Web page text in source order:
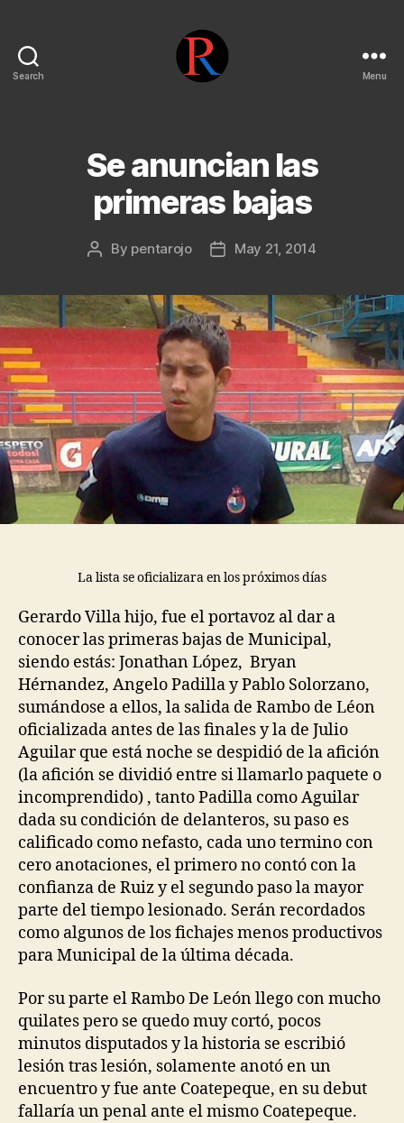
Search Menu
Se anuncian las
primeras bajas
Post
By pentarojo
PostMay 21, 2014
La lista se oficializara en los próximos días
Gerardo Villa hijo, fue el portavoz al dar a
conocer las primeras bajas de Municipal,
siendo estás: Jonathan López, Bryan
Hérnandez, Angelo Padilla y Pablo Solorzano,
sumándose a ellos, la salida de Rambo de Léon
oficializada antes de las finales y la de Julio
Aguilar que está noche se despidió de la afición
(la afición se dividió entre si llamarlo paquete o
incomprendido) , tanto Padilla como Aguilar
dada su condición de delanteros, su paso es
calificado como nefasto, cada uno termino con
cero anotaciones, el primero no contó con la
confianza de Ruiz y el segundo paso la mayor
parte del tiempo lesionado. Serán recordados
como algunos de los fichajes menos productivos
para Municipal de la última década.
Por su parte el Rambo De León llego con mucho
quilates pero se quedo muy cortó, pocos
minutos disputados y la historia se escribió
lesión tras lesión, solamente anotó en un
encuentro y fue ante Coatepeque, en su debut
fallaría un penal ante el mismo Coatepeque.